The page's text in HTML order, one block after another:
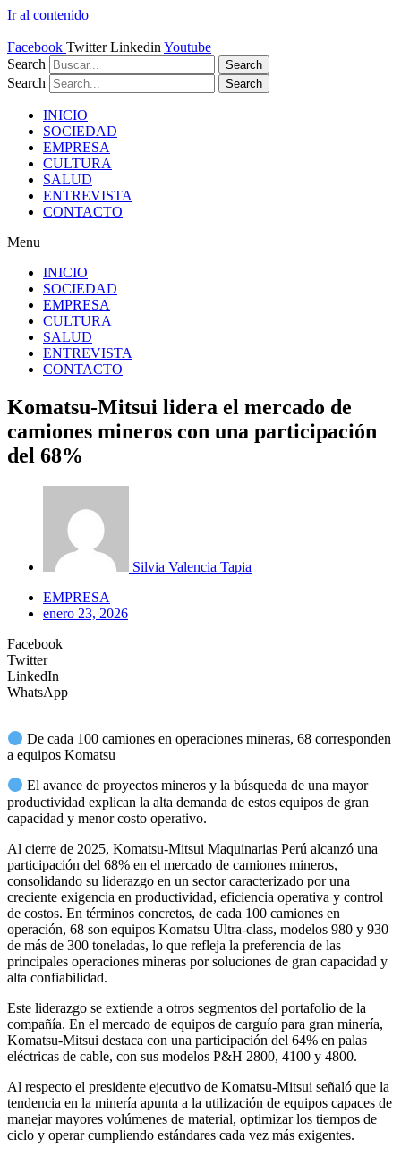
Ir al contenido
Facebook Twitter Linkedin Youtube
Search
Search
Search Search
INICIO
SOCIEDAD
EMPRESA
CULTURA
SALUD
ENTREVISTA
CONTACTO
Menu
INICIO
SOCIEDAD
EMPRESA
CULTURA
SALUD
ENTREVISTA
CONTACTO
Komatsu-Mitsui lidera el mercado de
camiones mineros con una participación
del 68%
Silvia Valencia Tapia
EMPRESA
enero 23, 2026
Facebook
Twitter
LinkedIn
WhatsApp
De cada 100 camiones en operaciones mineras, 68 corresponden
a equipos Komatsu
El avance de proyectos mineros y la búsqueda de una mayor
productividad explican la alta demanda de estos equipos de gran
capacidad y menor costo operativo.
Al cierre de 2025, Komatsu-Mitsui Maquinarias Perú alcanzó una
participación del 68% en el mercado de camiones mineros,
consolidando su liderazgo en un sector caracterizado por una
creciente exigencia en productividad, eficiencia operativa y control
de costos. En términos concretos, de cada 100 camiones en
operación, 68 son equipos Komatsu Ultra-class, modelos 980 y 930
de más de 300 toneladas, lo que refleja la preferencia de las
principales operaciones mineras por soluciones de gran capacidad y
alta confiabilidad.
Este liderazgo se extiende a otros segmentos del portafolio de la
compañía. En el mercado de equipos de carguío para gran minería,
Komatsu-Mitsui destaca con una participación del 64% en palas
eléctricas de cable, con sus modelos P&H 2800, 4100 y 4800.
Al respecto el presidente ejecutivo de Komatsu-Mitsui señaló que la
tendencia en la minería apunta a la utilización de equipos capaces de
manejar mayores volúmenes de material, optimizar los tiempos de
ciclo y operar cumpliendo estándares cada vez más exigentes.